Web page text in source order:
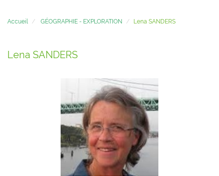
Accueil GÉOGRAPHIE - EXPLORATION Lena SANDERS
Lena SANDERS